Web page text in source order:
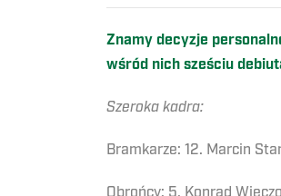
Znamy decyzje
wśród nich sześciu
Szeroka kadra:
Bramkarze: 12. Marcin